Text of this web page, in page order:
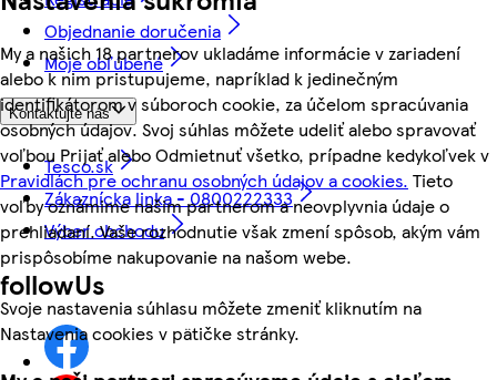
My a našich 18 partnerov ukladáme informácie v zariadení
alebo k nim pristupujeme, napríklad k jedinečným
identifikátorom v súboroch cookie, za účelom spracúvania
osobných údajov. Svoj súhlas môžete udeliť alebo spravovať
voľbou Prijať alebo Odmietnuť všetko, prípadne kedykoľvek v
Pravidlách pre ochranu osobných údajov a cookies. Tieto
voľby oznámime našim partnerom a neovplyvnia údaje o
prehliadaní. Vaše rozhodnutie však zmení spôsob, akým vám
prispôsobíme nakupovanie na našom webe.
Svoje nastavenia súhlasu môžete zmeniť kliknutím na
Nastavenia cookies v pätičke stránky.
Objednanie doručenia
Moje obľúbené
Kontaktujte nás
Tesco.sk
Zákaznícka linka - 0800222333
Výber obchodu
followUs